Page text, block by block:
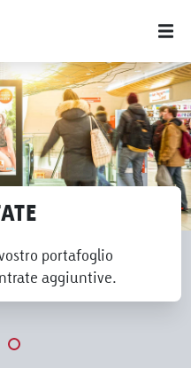
portafoglio
aggiuntive.